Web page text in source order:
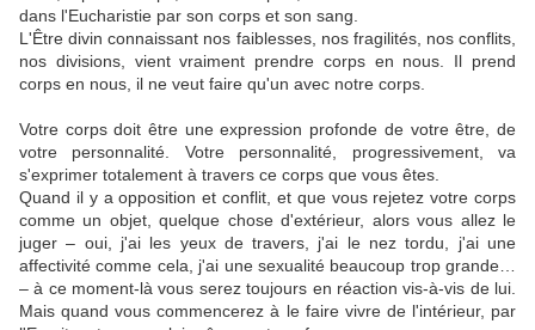
dans l'Eucharistie par son corps et son sang.
L'Être divin connaissant nos faiblesses, nos fragilités, nos conflits,
nos divisions, vient vraiment prendre corps en nous. Il prend
corps en nous, il ne veut faire qu'un avec notre corps.
Votre corps doit être une expression profonde de votre être, de
votre personnalité. Votre personnalité, progressivement, va
s'exprimer totalement à travers ce corps que vous êtes.
Quand il y a opposition et conflit, et que vous rejetez votre corps
comme un objet, quelque chose d'extérieur, alors vous allez le
juger – oui, j'ai les yeux de travers, j'ai le nez tordu, j'ai une
affectivité comme cela, j'ai une sexualité beaucoup trop grande…
– à ce moment-là vous serez toujours en réaction vis-à-vis de lui.
Mais quand vous commencerez à le faire vivre de l'intérieur, par